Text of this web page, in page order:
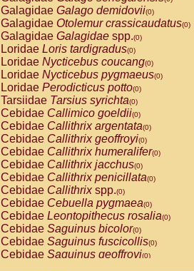
Galagidae Galago demidovii(0)
Galagidae Otolemur crassicaudatus(0)
Galagidae Galagidae spp.(0)
Loridae Loris tardigradus(0)
Loridae Nycticebus coucang(0)
Loridae Nycticebus pygmaeus(0)
Loridae Perodicticus potto(0)
Tarsiidae Tarsius syrichta(0)
Cebidae Callimico goeldii(0)
Cebidae Callithrix argentata(0)
Cebidae Callithrix geoffroyi(0)
Cebidae Callithrix humeralifer(0)
Cebidae Callithrix jacchus(0)
Cebidae Callithrix penicillata(0)
Cebidae Callithrixspp.(0)
Cebidae Cebuella pygmaea(0)
Cebidae Leontopithecus rosalia(0)
Cebidae Saguinus bicolor(0)
Cebidae Saguinus fuscicollis(0)
Cebidae Saguinus geoffroyi(0)